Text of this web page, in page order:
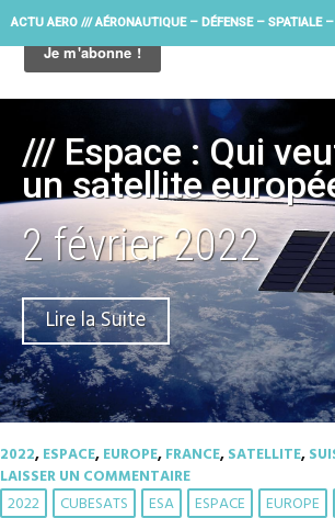
ACTU AERO /// AÉRONAUTIQUE – DÉFENSE – SPATIALE –
/// Espace : Qui
un satellite
2 février 2022
Lire la Suite
2022,ESPACE,EUROPE,FRANCE,SATELLITE,
LAISSER UN COMMENTAIRE
2022 CUBESATS ESA ESPACE EUROPE